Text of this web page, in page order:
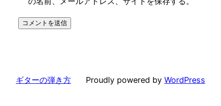
ギターの弾き方 Proudly powered by WordPress